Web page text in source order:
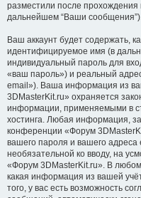
разместили после
дальнейшем “Ваши
Ваш аккаунт будет содержать,
идентифицируемое имя (в
индивидуальный пароль для
«ваш пароль») и реальный
email»). Ваша информация из
3DMasterKit.ru» охраняется
информации, применяемыми в
хостинга. Любая информация,
конференции «Форум
вашего пароля и вашего адреса
необязательной ко вводу, на
«Форум 3DMasterKit.ru». В любом
какая информация из вашей
того, у вас есть возможность